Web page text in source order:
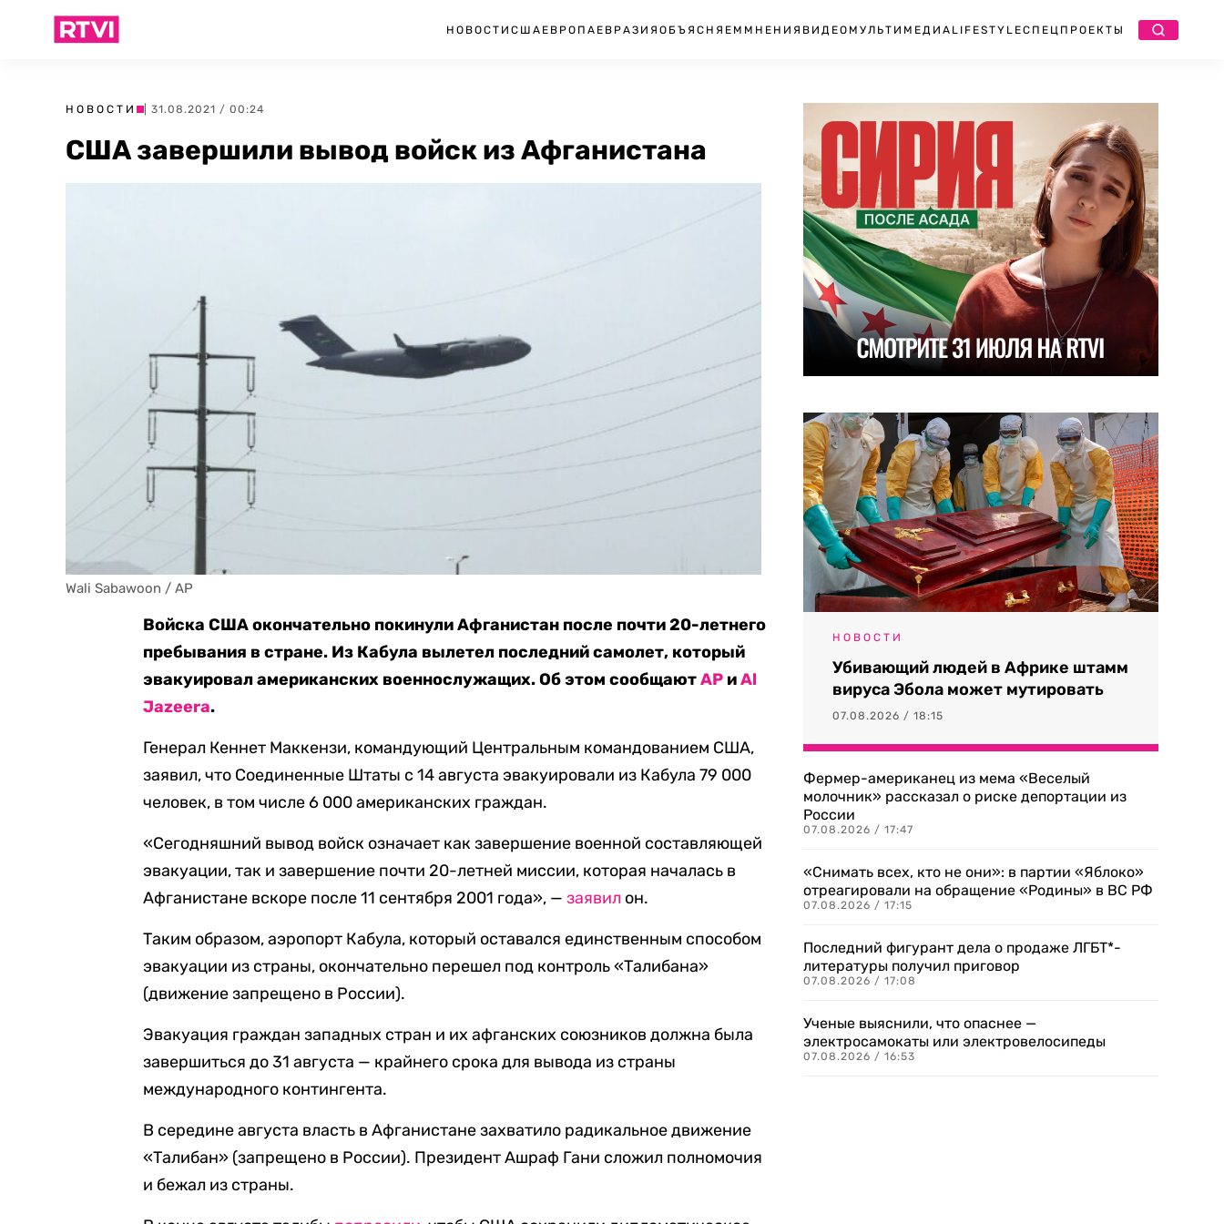
НОВОСТИ США ЕВРОПА ЕВРАЗИЯ ОБЪЯСНЯЕМ МНЕНИЯ ВИДЕО МУЛЬТИМЕДИА LIFESTYLEСПЕЦПРОЕКТЫ
НОВОСТИ | 31.08.2021 / 00:24
США завершили вывод войск из Афганистана
Wali Sabawoon / AP
Войска США окончательно покинули Афганистан после почти 20-летнего
пребывания в стране. Из Кабула вылетел последний самолет, который
эвакуировал американских военнослужащих. Об этом сообщаютAP иAl
Jazeera.
Генерал Кеннет Маккензи, командующий Центральным командованием США,
заявил, что Соединенные Штаты с 14 августа эвакуировали из Кабула 79 000
человек, в том числе 6 000 американских граждан.
«Сегодняшний вывод войск означает как завершение военной составляющей
эвакуации, так и завершение почти 20-летней миссии, которая началась в
Афганистане вскоре после 11 сентября 2001 года», —заявил он.
Таким образом, аэропорт Кабула, который оставался единственным способом
эвакуации из страны, окончательно перешел под контроль «Талибана»
(движение запрещено в России).
Эвакуация граждан западных стран и их афганских союзников должна была
завершиться до 31 августа — крайнего срока для вывода из страны
международного контингента.
В середине августа власть в Афганистане захватило радикальное движение
«Талибан» (запрещено в России). Президент Ашраф Гани сложил полномочия
и бежал из страны.
НОВОСТИ
Убивающий людей в Африке штамм
вируса Эбола может мутировать
07.08.2026 / 18:15
Фермер-американец из мема «Веселый
молочник» рассказал о риске депортации из
России
07.08.2026 / 17:47
«Снимать всех, кто не они»: в партии «Яблоко»
отреагировали на обращение «Родины» в ВС РФ
07.08.2026 / 17:15
Последний фигурант дела о продаже ЛГБТ*-
литературы получил приговор
07.08.2026 / 17:08
Ученые выяснили, что опаснее —
электросамокаты или электровелосипеды
07.08.2026 / 16:53